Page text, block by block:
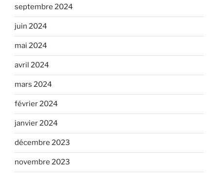
septembre 2024
juin 2024
mai 2024
avril 2024
mars 2024
février 2024
janvier 2024
décembre 2023
novembre 2023